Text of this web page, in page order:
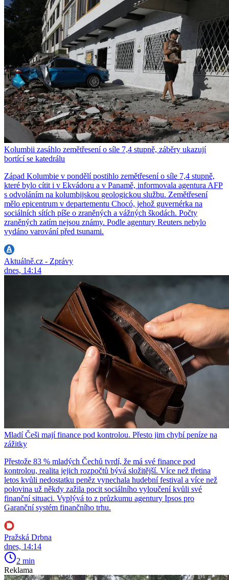
Kolumbii zasáhlo zemětřesení o síle 7,4 stupně, záběry ukazují
bortící se katedrálu
Západ Kolumbie v pondělí postihlo zemětřesení o síle 7,4 stupně,
které bylo cítit i v Ekvádoru a v Panamě, informovala agentura AFP
s odvoláním na kolumbijskou geologickou službu. Zemětřesení
mělo epicentrum v departementu Chocó, jehož guvernérka na
sociálních sítích píše o zraněných a vážných škodách. Počty
zraněných zatím nejsou známy. Podle agentury Reuters nebylo
vydáno varování před tsunami.
Aktuálně.cz - Zprávy
dnes, 14:14
Mladí Češi mají finance pod kontrolou. Přesto jim chybí peníze na
zážitky
Přestože 83 % mladých Čechů tvrdí, že má své finance pod
kontrolou, realita jejich rozpočtů bývá složitější. Více než třetina
letos kvůli nedostatku peněz vynechala hudební festival a více než
polovina už někdy zažila pocit sociálního vyloučení kvůli své
finanční situaci. Vyplývá to z průzkumu agentury Ipsos pro
Garanční systém finančního trhu.
Pražská Drbna
dnes, 14:14
2 min
Reklama